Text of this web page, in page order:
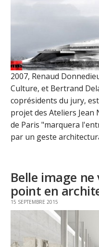
2007, Renaud
Culture, et Bertrand
coprésidents du jury,
projet des Ateliers
de Paris "marquera
par un geste
Belle image
point en
15 SEPTEMBRE 2015